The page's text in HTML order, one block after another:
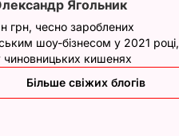
Ягольник
грн, чесно зароблених
шоу-бізнесом у 2021 році,
чиновницьких кишенях
Більше свіжих блогів